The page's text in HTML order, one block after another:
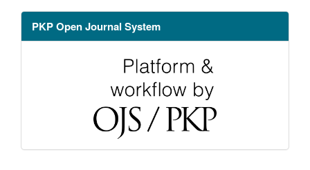
PKP Open Journal System